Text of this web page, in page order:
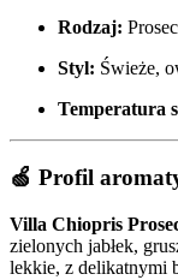
Rodzaj:
Styl: Świeże,
Temperatura
🍏 Profil
Villa Chiopris
zielonych jabłek,
lekkie, z delikatnymi